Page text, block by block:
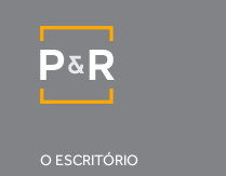
O ESCRITÓRIO